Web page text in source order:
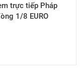
trực tiếp Pháp
1/8 EURO